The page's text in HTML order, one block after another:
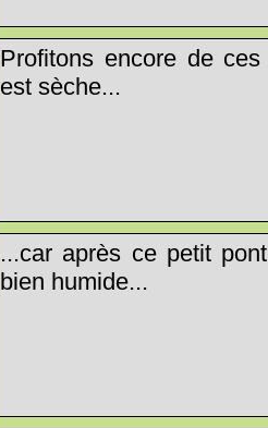
Profitons encore de
est sèche...
...car après ce petit
bien humide...